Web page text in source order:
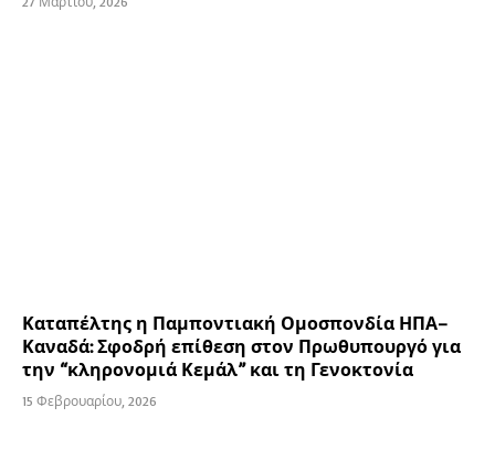
Καταπέλτης η Παμποντιακή Ομοσπονδία ΗΠΑ–
Καναδά: Σφοδρή επίθεση στον Πρωθυπουργό για
την “κληρονομιά Κεμάλ” και τη Γενοκτονία
15 Φεβρουαρίου, 2026